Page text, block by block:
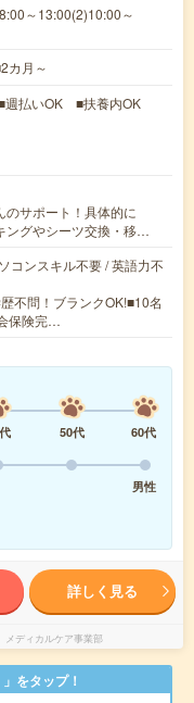
～13:00(2)10:00～
カ月～
週払いOK ■扶養内OK
サポート！具体的に
ングやシーツ交換・移…
コンスキル不要 / 英語力不
不問！ブランクOK!■10名
保険完…
50代
60代
男性
詳しく見る
ディカルケア事業部
をタップ！